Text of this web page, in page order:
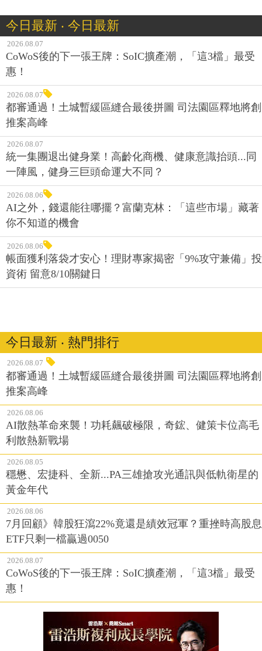
今日最新 ‧ 今日最新
2026.08.07
CoWoS後的下一張王牌：SoIC擴產潮，「這3檔」最受
惠！
2026.08.07
都審通過！土城暫緩區縫合最後拼圖 司法園區釋地將創
推案高峰
2026.08.07
統一集團退出健身業！高齡化商機、健康意識抬頭...同
一陣風，健身三巨頭命運大不同？
2026.08.06
AI之外，錢還能往哪擺？富蘭克林：「這些市場」藏著
你不知道的機會
2026.08.06
帳面獲利落袋才安心！理財專家揭密「9%攻守兼備」投
資術 留意8/10關鍵日
今日最新 ‧ 熱門排行
2026.08.07
都審通過！土城暫緩區縫合最後拼圖 司法園區釋地將創
推案高峰
2026.08.06
AI散熱革命來襲！功耗飆破極限，奇鋐、健策卡位高毛
利散熱新戰場
2026.08.05
穩懋、宏捷科、全新...PA三雄搶攻光通訊與低軌衛星的
黃金年代
2026.08.06
7月回顧》韓股狂瀉22%竟還是績效冠軍？重挫時高股息
ETF只剩一檔贏過0050
2026.08.07
CoWoS後的下一張王牌：SoIC擴產潮，「這3檔」最受
惠！